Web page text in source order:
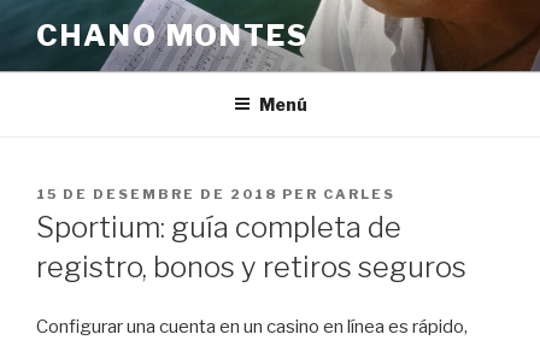
Vés
contingut
CHANO MONTES
Menú
PUBLICAT
A
15 DE DESEMBRE DE 2018 PER CARLES
Sportium: guía completa de
registro, bonos y retiros seguros
Configurar una cuenta en un casino en línea es rápido,